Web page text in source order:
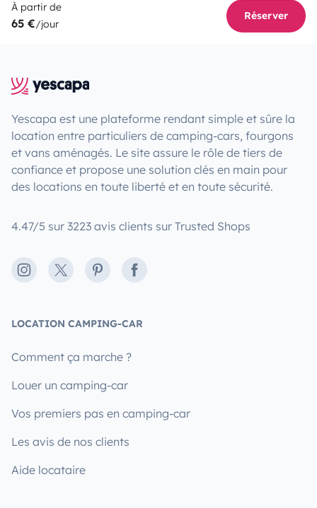
À partir de
65 €/jour
Réserver
Yescapa est une plateforme rendant simple et sûre la
location entre particuliers de camping-cars, fourgons
et vans aménagés. Le site assure le rôle de tiers de
confiance et propose une solution clés en main pour
des locations en toute liberté et en toute sécurité.
4.47/5 sur 3223 avis clients sur Trusted Shops
Instagram
X PinterestFacebook
LOCATION CAMPING-CAR
Comment ça marche ?
Louer un camping-car
Vos premiers pas en camping-car
Les avis de nos clients
Aide locataire